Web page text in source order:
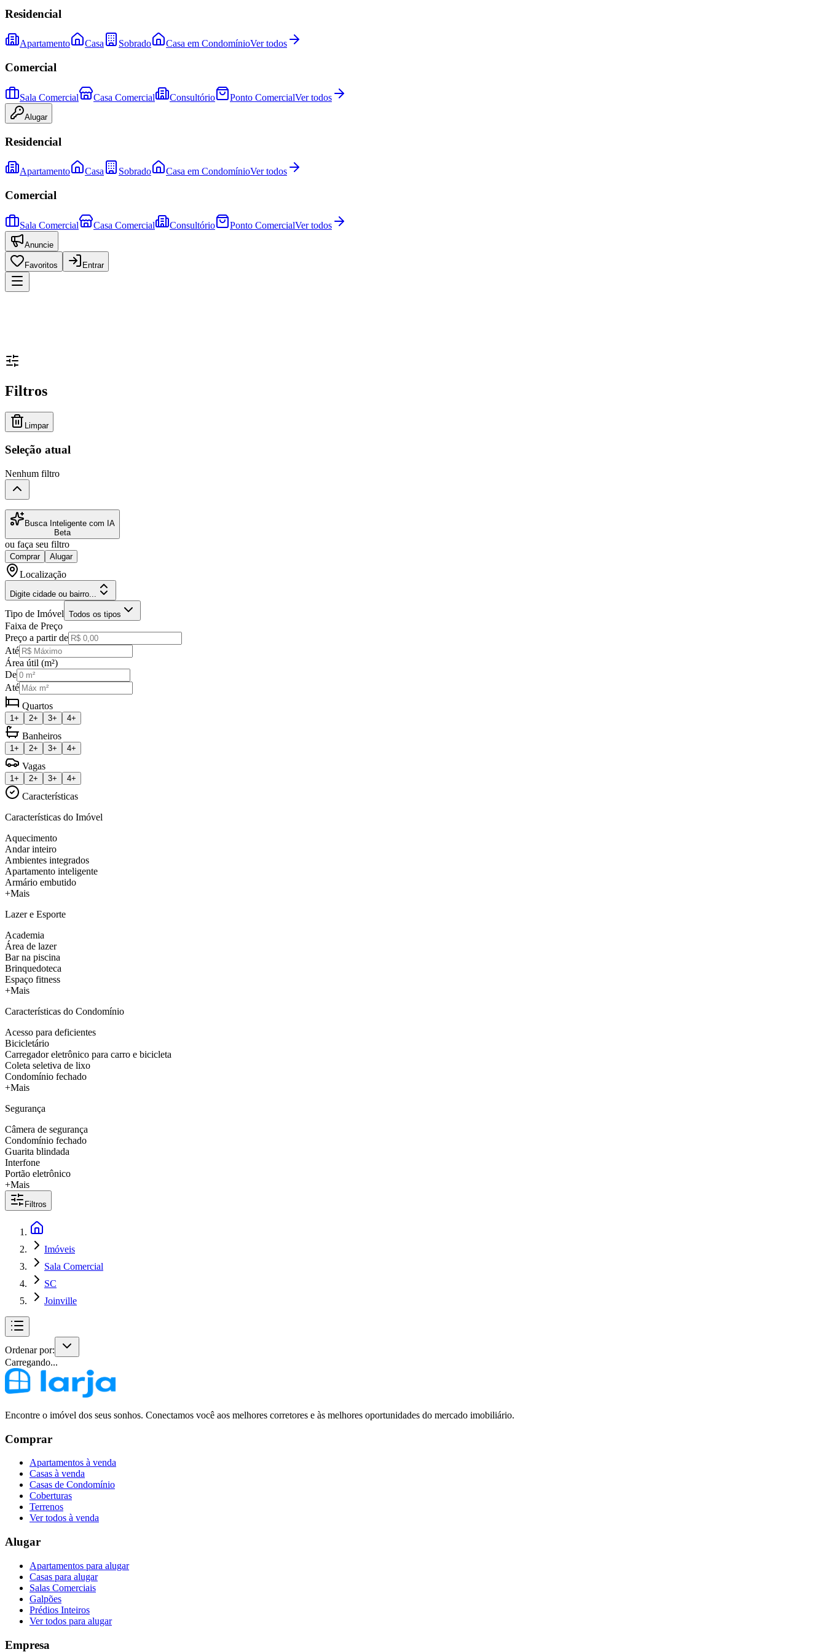
Residencial
Apartamento Casa Sobrado Casa em CondomínioVer todos
Comercial
Sala Comercial Casa Comercial Consultório Ponto ComercialVer todos
Alugar
Residencial
Apartamento Casa Sobrado Casa em CondomínioVer todos
Comercial
Sala Comercial Casa Comercial Consultório Ponto ComercialVer todos
Anuncie
Favoritos Entrar
Filtros
Limpar
Seleção atual
Nenhum filtro
Busca Inteligente com IA
Beta
ou faça seu filtro
Comprar Alugar
Localização
Digite cidade ou bairro...
Tipo de Imóvel Todos os tipos
Faixa de Preço
Preço a partir de
Até
Área útil (m²)
De
Até
Quartos
1+ 2+ 3+ 4+
Banheiros
1+ 2+ 3+ 4+
Vagas
1+ 2+ 3+ 4+
Características
Características do Imóvel
Aquecimento
Andar inteiro
Ambientes integrados
Apartamento inteligente
Armário embutido
+Mais
Lazer e Esporte
Academia
Área de lazer
Bar na piscina
Brinquedoteca
Espaço fitness
+Mais
Características do Condomínio
Acesso para deficientes
Bicicletário
Carregador eletrônico para carro e bicicleta
Coleta seletiva de lixo
Condomínio fechado
+Mais
Segurança
Câmera de segurança
Condomínio fechado
Guarita blindada
Interfone
Portão eletrônico
+Mais
Filtros
Imóveis
Sala Comercial
SC
Joinville
Ordenar por:
Carregando...
Encontre o imóvel dos seus sonhos. Conectamos você aos melhores corretores e às melhores oportunidades do mercado imobiliário.
Comprar
Apartamentos à venda
Casas à venda
Casas de Condomínio
Coberturas
Terrenos
Ver todos à venda
Alugar
Apartamentos para alugar
Casas para alugar
Salas Comerciais
Galpões
Prédios Inteiros
Ver todos para alugar
Empresa